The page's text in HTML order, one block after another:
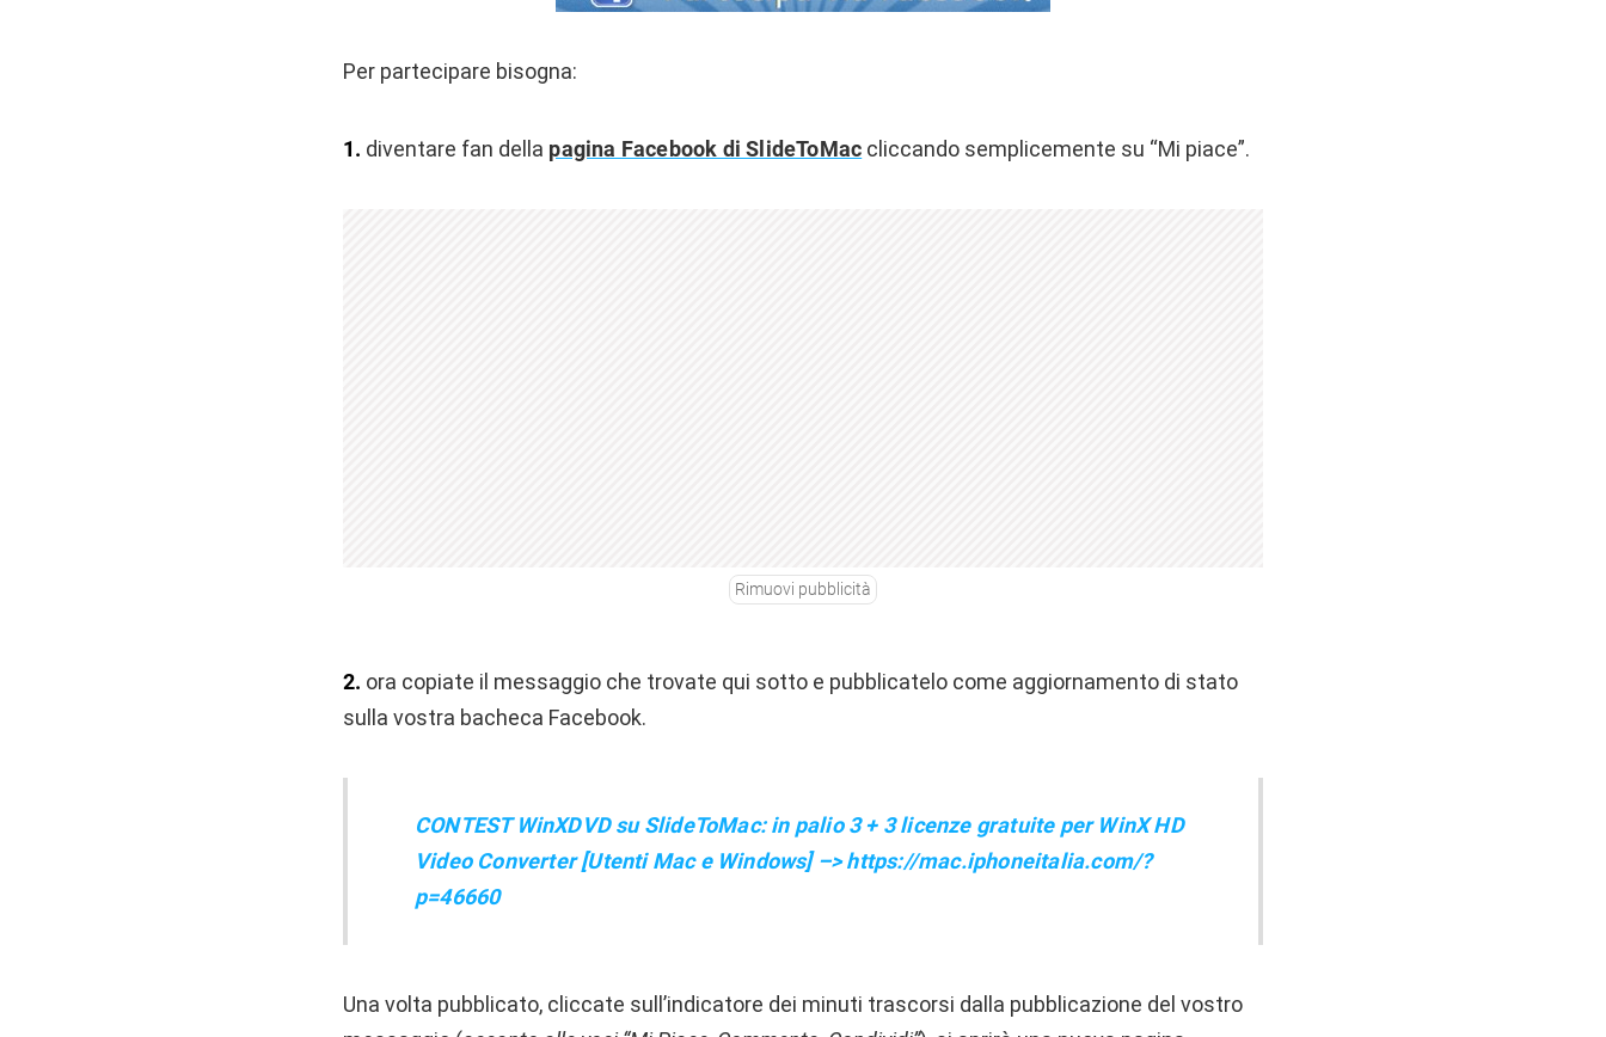
Per partecipare bisogna:
1. diventare fan della pagina Facebook di SlideToMac cliccando semplicemente su “Mi piace”.
Rimuovi pubblicità
2. ora copiate il messaggio che trovate qui sotto e pubblicatelo come aggiornamento di stato
sulla vostra bacheca Facebook.
CONTEST WinXDVD su SlideToMac: in palio 3 + 3 licenze gratuite per WinX HD
Video Converter [Utenti Mac e Windows] –> https://mac.iphoneitalia.com/?
p=46660
Una volta pubblicato, cliccate sull’indicatore dei minuti trascorsi dalla pubblicazione del vostro